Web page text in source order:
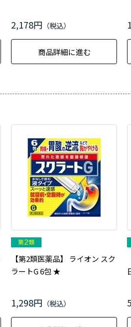
2,178円
商品詳細に進む
【第2類医薬品】 ライオン スク
ラートG 6包 ★
1,298円